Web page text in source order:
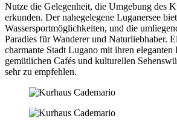
Nutze die Gelegenheit, die Umgebung des
erkunden. Der nahegelegene Luganersee
Wassersportmöglichkeiten, und die
Paradies für Wanderer und Naturliebhaber.
charmante Stadt Lugano mit ihren eleganten
gemütlichen Cafés und kulturellen
sehr zu empfehlen.